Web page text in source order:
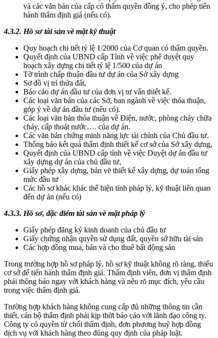
và các văn bản của cấp có thẩm quyền đồng ý, cho phép tiến
hành thẩm định giá (nếu có).
4.3.2. Hồ sơ tài sản về mặt kỹ thuật
Quy hoạch chi tiết tỷ lệ 1/2000 của Cơ quan có thẩm quyền.
Quyết định của UBND cấp Tỉnh về việc phê duyệt quy
hoạch xây dựng chi tiết tỷ lệ 1/500 của dự án
Tờ trình chấp thuận đầu tư dự án của Sở xây dựng
Sơ đồ vị trí thửa đất,
Báo cáo dự án đầu tư của đơn vị tư vấn thiết kế.
Các loại văn bản của các Sở, ban ngành về việc thỏa thuận,
góp ý về dự án đầu tư (nếu có).
Các loại văn bản thỏa thuận về Điện, nước, phòng cháy chữa
cháy, cấp thoát nước…. của dự án.
Các văn bản chứng minh năng lực tài chính của Chủ đầu tư.
Thống báo kết quả thẩm định thiết kế cơ sở của Sở xây dựng,
Quyết định của UBND cấp tỉnh về việc Duyệt dự án đầu tư
xây dựng dự án của chủ đầu tư,
Giấy phép xây dựng, bản vẽ thiết kế xây dựng, dự toán tổng
mức đầu tư
Các hồ sơ khác khác thể hiện tính pháp lý, kỹ thuật liên quan
đến dự án (nếu có)
4.3.3. Hồ sơ, đặc điểm tài sản về mặt pháp lý
Giấy phép đăng ký kinh doanh của chủ đầu tư
Giấy chứng nhận quyền sử dụng đất, quyền sở hữu tài sản
Các hợp đồng mua, bán và cho thuê bất động sản
Trong trường hợp hồ sơ pháp lý, hồ sơ kỹ thuật không rõ ràng, thiếu
cơ sở để tiến hành thẩm định giá. Thẩm định viên, đơn vị thẩm định
phải thông báo ngay với khách hàng và nêu rõ mục đích, yêu cầu
trong việc thẩm định giá.
Trường hợp khách hàng không cung cấp đủ những thông tin cần
thiết, cán bộ thẩm định phải kịp thời báo cáo với lãnh đạo công ty.
Công ty có quyền từ chối thẩm định, đơn phương huỷ hợp đồng
dịch vụ với khách hàng theo đúng quy định của pháp luật.